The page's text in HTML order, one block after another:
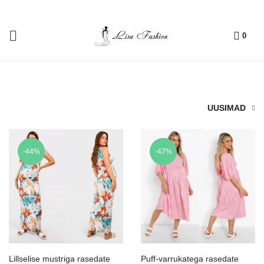
0
UUSIMAD
-44%
Lillselise mustriga rasedate
-47%
Puff-varrukatega rasedate